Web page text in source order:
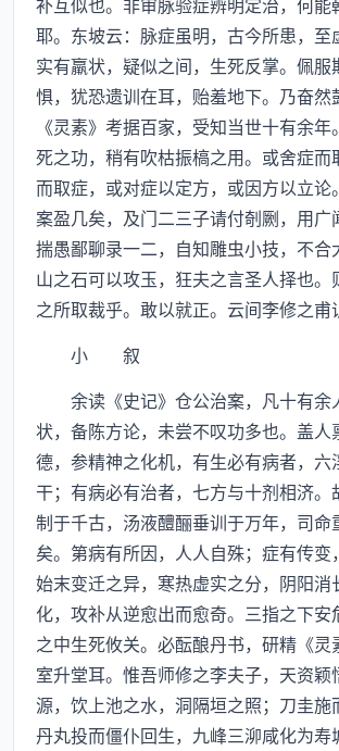
耶。东坡云：脉症虽明，古今所患，至
实有羸状，疑似之间，生死反掌。佩服
惧，犹恐遗训在耳，贻羞地下。乃奋然
《灵素》考据百家，受知当世十有余
死之功，稍有吹枯振槁之用。或舍症而
而取症，或对症以定方，或因方以立论
案盈几矣，及门二三子请付剞劂，用广
揣愚鄙聊录一二，自知雕虫小技，不合
山之石可以攻玉，狂夫之言圣人择也。
之所取裁乎。敢以就正。云间李修之甫
小 叙
余读《史记》仓公治案，凡十有余
状，备陈方论，未尝不叹功多也。盖人
德，参精神之化机，有生必有病者，六
干；有病必有治者，七方与十剂相济。
制于千古，汤液醴酾垂训于万年，司命
矣。第病有所因，人人自殊；症有传变
始末变迁之异，寒热虚实之分，阴阳消
化，攻补从逆愈出而愈奇。三指之下安
之中生死攸关。必酝酿丹书，研精《灵
室升堂耳。惟吾师修之李夫子，天资颖
源，饮上池之水，洞隔垣之照；刀圭施
丹丸投而僵仆回生，九峰三泖咸化为寿